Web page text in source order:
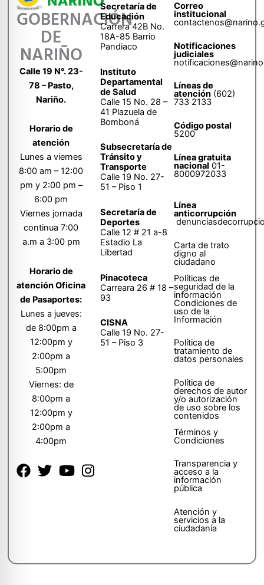
GOBERNACIÓN
DE
NARIÑO
Calle 19 N°. 23-
78 – Pasto,
Nariño.
Horario de
atención
Lunes a viernes
8:00 am – 12:00
pm y 2:00 pm –
6:00 pm
Viernes jornada
continua 7:00
a.m a 3:00 pm
Horario de
atención Oficina
de Pasaportes:
Lunes a jueves:
de 8:00pm a
12:00pm y
2:00pm a
5:00pm
Viernes: de
8:00pm a
12:00pm y
2:00pm a
4:00pm
Secretaría de
Educación
Carrera 42B No.
18A-85 Barrio
Pandiaco
Instituto
Departamental
de Salud
Calle 15 No. 28 –
41 Plazuela de
Bomboná
Subsecretaría de
Tránsito y
Transporte
Calle 19 No. 27-
51 – Piso 1
Secretaría de
Deportes
Calle 12 # 21 a-8
Estadio La
Libertad
Pinacoteca
Carreara 26 # 18 –
93
CISNA
Calle 19 No. 27-
51 – Piso 3
Correo
institucional
Notificaciones
judiciales
Líneas de
atención (602)
733 2133
Código postal
5200
Línea gratuita
nacional 01-
8000972033
Línea
anticorrupción
Carta de trato
digno al
ciudadano
Políticas de
seguridad de la
información
Condiciones de
uso de la
Información
Política de
tratamiento de
datos personales
Política de
derechos de autor
y/o autorización
de uso sobre los
contenidos
Términos y
Condiciones
Transparencia y
acceso a la
información
pública
Atención y
servicios a la
ciudadanía